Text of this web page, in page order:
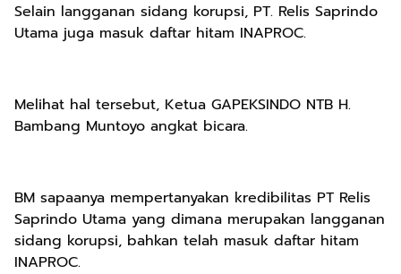
Selain langganan sidang korupsi, PT. Relis Saprindo
Utama juga masuk daftar hitam INAPROC.
Melihat hal tersebut, Ketua GAPEKSINDO NTB H.
Bambang Muntoyo angkat bicara.
BM sapaanya mempertanyakan kredibilitas PT Relis
Saprindo Utama yang dimana merupakan langganan
sidang korupsi, bahkan telah masuk daftar hitam
INAPROC.